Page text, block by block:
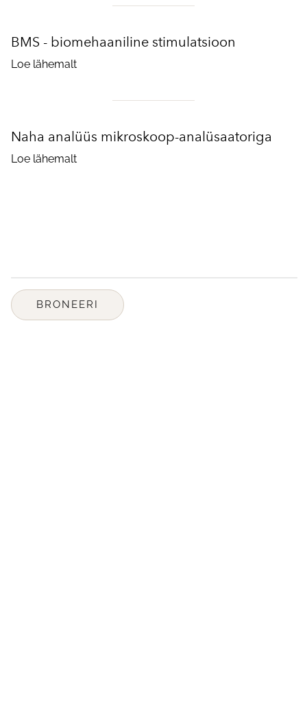
BMS - biomehaaniline stimulatsioon
Loe lähemalt
Naha analüüs mikroskoop-analüsaatoriga
Loe lähemalt
BRONEERI